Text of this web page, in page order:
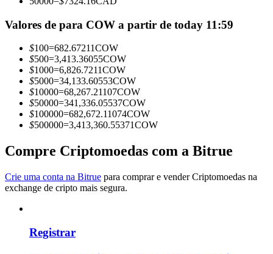
Informação
Análise de big data, incluindo informações comerciais, etc.
Valores de para COW a partir de today 11:59
$100=682.67211COW
$500=3,413.36055COW
$1000=6,826.7211COW
$5000=34,133.60553COW
$10000=68,267.21107COW
$50000=341,336.05537COW
$100000=682,672.11074COW
$500000=3,413,360.55371COW
Compre Criptomoedas com a Bitrue
Crie uma conta na Bitrue para comprar e vender Criptomoedas na
exchange de cripto mais segura.
Registrar